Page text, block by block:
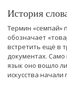
История
Термин «семпай»
обозначает
встретить ещё в
документах. Само
язык оно вошло
искусства